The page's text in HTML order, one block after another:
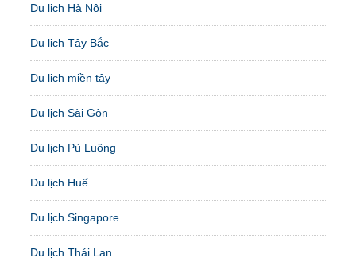
Du lịch Hà Nội
Du lịch Tây Bắc
Du lịch miền tây
Du lịch Sài Gòn
Du lịch Pù Luông
Du lịch Huế
Du lịch Singapore
Du lịch Thái Lan